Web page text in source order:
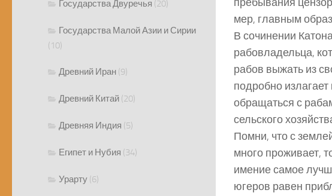
мер, главным
В сочинении
рабовладельца,
рабов выжать из
подробно
обращаться с
сельского
Помни, что с
много проживает,
имение самое
югеров равен
Государства Двуречья (20)
Государства Малой Азии и Сирии
(10)
Древний Иран (9)
Древний Китай (20)
Древняя Индия (5)
Египет и Нубия (34)
Урарту (6)